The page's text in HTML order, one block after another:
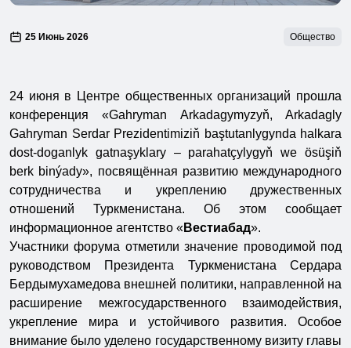
25 Июнь 2026 Общество
24 июня в Центре общественных организаций прошла
конференция «Gahryman Arkadagymyzyň, Arkadagly
Gahryman Serdar Prezidentimiziň baştutanlygynda halkara
dost-doganlyk gatnaşyklary – parahatçylygyň we ösüşiň
berk binýady», посвящённая развитию международного
сотрудничества и укреплению дружественных
отношений Туркменистана. Об этом сообщает
информационное агентство «Вестиабад».
Участники форума отметили значение проводимой под
руководством Президента Туркменистана Сердара
Бердымухамедова внешней политики, направленной на
расширение межгосударственного взаимодействия,
укрепление мира и устойчивого развития. Особое
внимание было уделено государственному визиту главы